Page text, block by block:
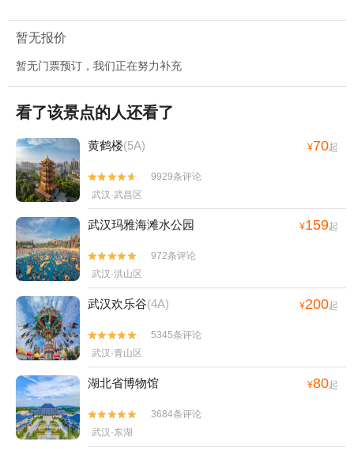
暂无报价
暂无门票预订，我们正在努力补充
看了该景点的人还看了
黄鹤楼(5A) ¥70起


9929条评论
武汉·武昌区
武汉玛雅海滩水公园 ¥159起


972条评论
武汉·洪山区
武汉欢乐谷(4A) ¥200起


5345条评论
武汉·青山区
湖北省博物馆 ¥80起


3684条评论
武汉·东湖